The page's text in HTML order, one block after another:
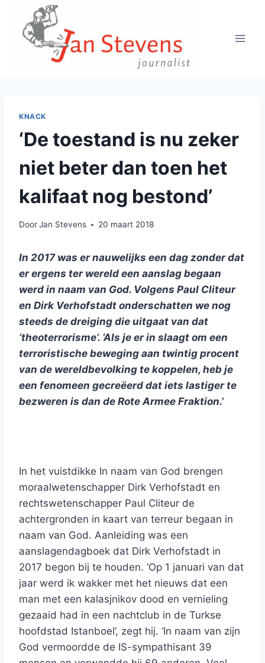
Doorgaan
inhoud
KNACK
‘De toestand is nu zeker
niet beter dan toen het
kalifaat nog bestond’
DoorJan Stevens 20 maart 2018
In 2017 was er nauwelijks een dag zonder dat
er ergens ter wereld een aanslag begaan
werd in naam van God. Volgens Paul Cliteur
en Dirk Verhofstadt onderschatten we nog
steeds de dreiging die uitgaat van dat
‘theoterrorisme’. ‘Als je er in slaagt om een
terroristische beweging aan twintig procent
van de wereldbevolking te koppelen, heb je
een fenomeen gecreëerd dat iets lastiger te
bezweren is dan de Rote Armee Fraktion.’
In het vuistdikke In naam van God brengen
moraalwetenschapper Dirk Verhofstadt en
rechtswetenschapper Paul Cliteur de
achtergronden in kaart van terreur begaan in
naam van God. Aanleiding was een
aanslagendagboek dat Dirk Verhofstadt in
2017 begon bij te houden. ‘Op 1 januari van dat
jaar werd ik wakker met het nieuws dat een
man met een kalasjnikov dood en vernieling
gezaaid had in een nachtclub in de Turkse
hoofdstad Istanboel’, zegt hij. ‘In naam van zijn
God vermoordde de IS-sympathisant 39